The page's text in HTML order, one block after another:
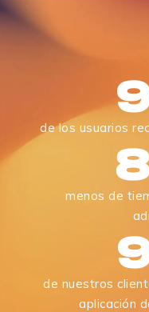
de los usuarios
menos de
de nuestros
aplicación